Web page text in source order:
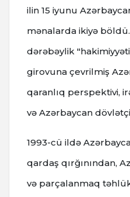
ilin 15 iyunu
mənalarda ikiyə
dərəbəylik
girovuna çevrilmiş
qaranlıq perspektivi,
və Azərbaycan
1993-cü ildə
qardaş qırğınından,
və parçalanmaq